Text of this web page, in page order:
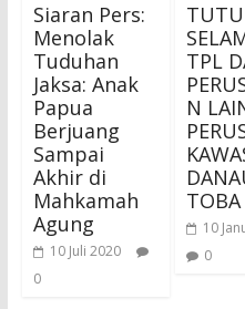
Siaran Pers:
Menolak
Tuduhan
Jaksa: Anak
Papua
Berjuang
Sampai
Akhir di
Mahkamah
Agung
10 Juli 2020
0
TPL
N
TOBA
10
0